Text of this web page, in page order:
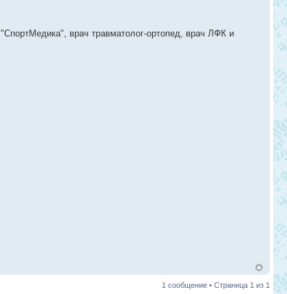
врач травматолог-ортопед, врач ЛФК и
1 сообщение • Страница 1 из 1